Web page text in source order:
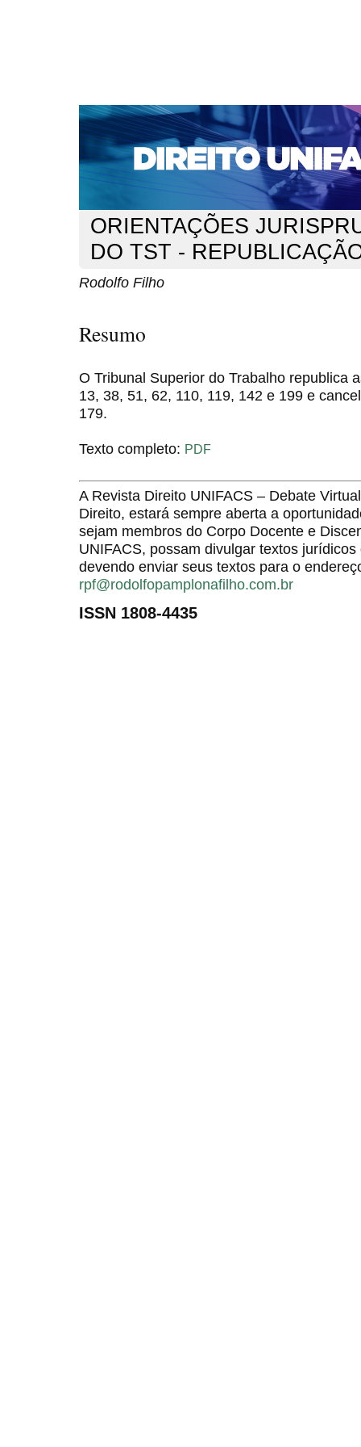
CAPA SOBRE ACESSO CADASTRO
NOTÍCIAS
EDIÇÕES DE Nº 1 A 100 WEBMAIL
Capa>n. 126 (2010) > Filho
ORIENTAÇÕES
DO TST -
Rodolfo Filho
Resumo
O Tribunal Superior do Trabalho republica
13, 38, 51, 62, 110, 119, 142 e 199 e
179.
Texto completo: PDF
A Revista Direito UNIFACS – Debate
Direito, estará sempre aberta a
sejam membros do Corpo Docente e
UNIFACS, possam divulgar textos
devendo enviar seus textos para o
rpf@rodolfopamplonafilho.com.br
ISSN 1808-4435